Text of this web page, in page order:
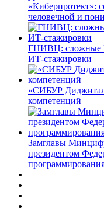
«Киберпротект»:
человечной и
ГНИВЦ: сложные
ИТ‑стажировки
«СИБУР
компетенций
Замглавы
президентом